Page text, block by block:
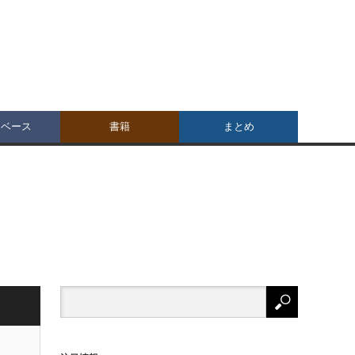
ース 書籍 まとめ